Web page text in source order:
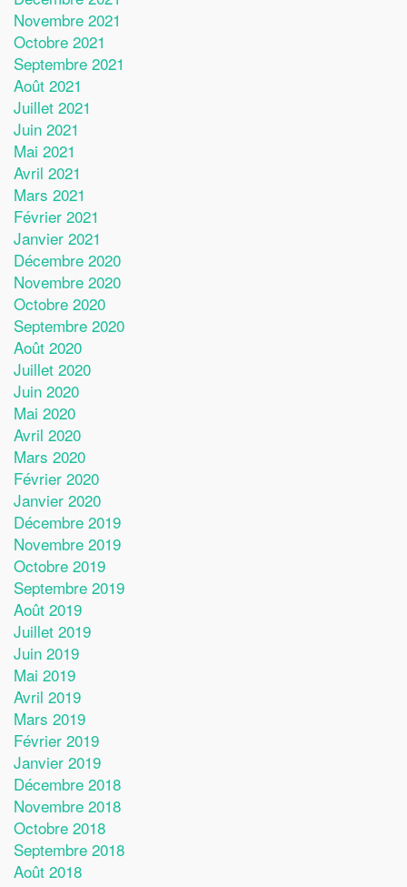
Novembre 2021
Octobre 2021
Septembre 2021
Août 2021
Juillet 2021
Juin 2021
Mai 2021
Avril 2021
Mars 2021
Février 2021
Janvier 2021
Décembre 2020
Novembre 2020
Octobre 2020
Septembre 2020
Août 2020
Juillet 2020
Juin 2020
Mai 2020
Avril 2020
Mars 2020
Février 2020
Janvier 2020
Décembre 2019
Novembre 2019
Octobre 2019
Septembre 2019
Août 2019
Juillet 2019
Juin 2019
Mai 2019
Avril 2019
Mars 2019
Février 2019
Janvier 2019
Décembre 2018
Novembre 2018
Octobre 2018
Septembre 2018
Août 2018